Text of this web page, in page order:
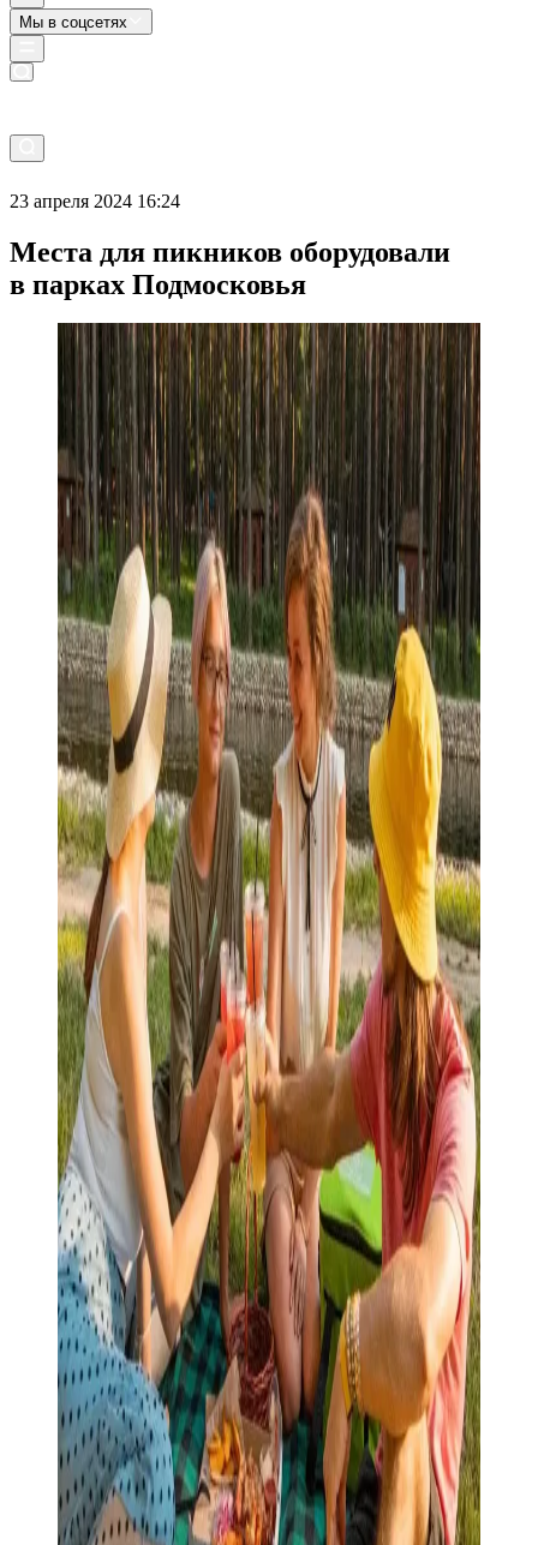
Мы в соцсетях
23 апреля 2024 16:24
Места для пикников оборудовали
в парках Подмосковья